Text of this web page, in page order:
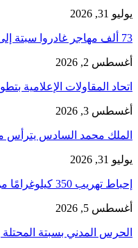
يوليو 31, 2026
73 ألف مهاجر غادروا سبتة إلى المغرب وعدد القتلى يرتفع لـ71
أغسطس 2, 2026
اتحاد المقاولات الإعلامية
أغسطس 3, 2026
الملك محمد السادس
يوليو 31, 2026
إحباط تهريب 350 كيلوغرامًا من الشيرا محشوة داخل قوالب…
أغسطس 5, 2026
الحرس المدني بسبتة